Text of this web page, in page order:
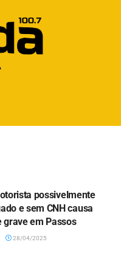
possivelmente
e sem CNH causa
grave em Passos
28/04/2025